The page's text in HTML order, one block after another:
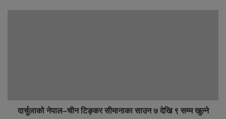
दार्चुलाको नेपाल–चीन टिङ्कर सीमानाका साउन ७ देखि ९ सम्म खुल्ने